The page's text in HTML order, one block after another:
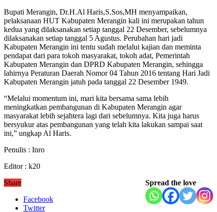
Bupati Merangin, Dr.H.Al Haris,S.Sos,MH menyampaikan,
pelaksanaan HUT Kabupaten Merangin kali ini merupakan tahun
kedua yang dilaksanakan setiap tanggal 22 Desember, sebelumnya
dilaksanakan setiap tanggal 5 Agustus. Perubahan hari jadi
Kabupaten Merangin ini tentu sudah melalui kajian dan meminta
pendapat dari para tokoh masyarakat, tokoh adat, Pemerintah
Kabupaten Merangin dan DPRD Kabupaten Merangin, sehingga
lahirnya Peraturan Daerah Nomor 04 Tahun 2016 tentang Hari Jadi
Kabupaten Merangin jatuh pada tanggal 22 Desember 1949.
“Melalui momentum ini, mari kita bersama sama lebih
meningkatkan pembangunan di Kabupaten Merangin agar
masyarakat lebih sejahtera lagi dari sebelumnya. Kita juga harus
bersyukur atas pembangunan yang telah kita lakukan sampai saat
ini,” ungkap Al Haris.
Penulis : Inro
Editor : k20
Spread the love
Share
Facebook
Twitter